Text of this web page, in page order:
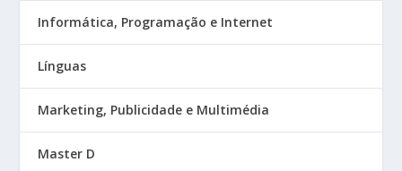
Informática, Programação e Internet
Línguas
Marketing, Publicidade e Multimédia
Master D